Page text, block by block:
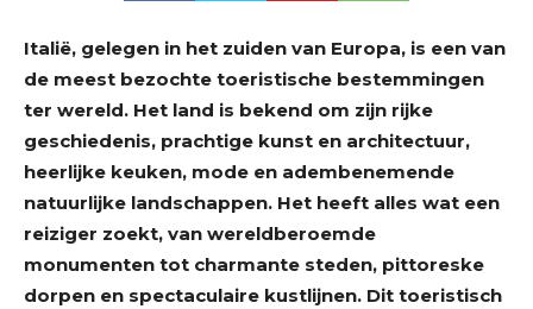
Italië, gelegen in het zuiden van Europa, is een van
de meest bezochte toeristische bestemmingen
ter wereld. Het land is bekend om zijn rijke
geschiedenis, prachtige kunst en architectuur,
heerlijke keuken, mode en adembenemende
natuurlijke landschappen. Het heeft alles wat een
reiziger zoekt, van wereldberoemde
monumenten tot charmante steden, pittoreske
dorpen en spectaculaire kustlijnen. Dit toeristisch